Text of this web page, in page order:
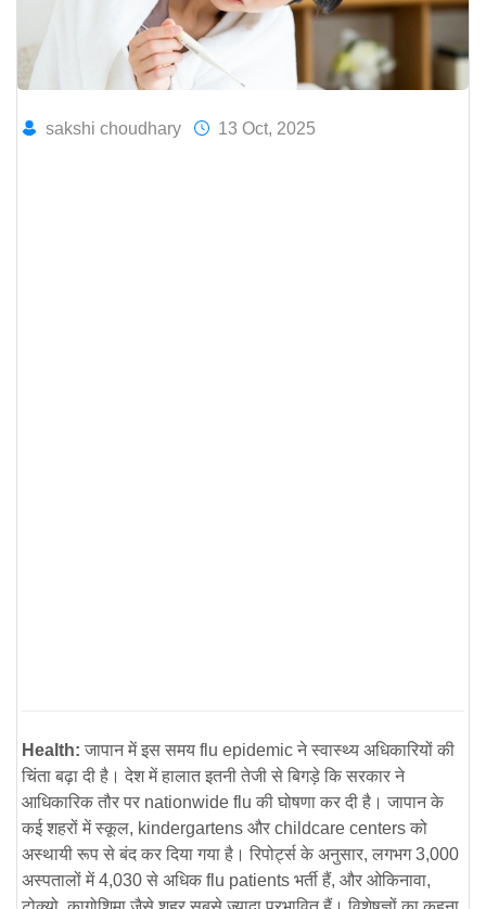
sakshi choudhary 13 Oct, 2025
Health: जापान में इस समय flu epidemic ने स्वास्थ्य अधिकारियों की
चिंता बढ़ा दी है। देश में हालात इतनी तेजी से बिगड़े कि सरकार ने
आधिकारिक तौर पर nationwide flu की घोषणा कर दी है। जापान के
कई शहरों में स्कूल, kindergartens और childcare centers को
अस्थायी रूप से बंद कर दिया गया है। रिपोर्ट्स के अनुसार, लगभग 3,000
अस्पतालों में 4,030 से अधिक flu patients भर्ती हैं, और ओकिनावा,